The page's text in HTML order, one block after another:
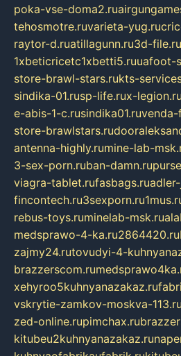
poka-vse-doma2.ru
tehosmotre.ruvarieta-yug.ru
raytor-d.ruatillagunn.ru3d-file.ru
1xbeticricetc1xbetti5.ruuafoot-
store-brawl-stars.rukts-
sindika-01.rusp-life.rux-legion.ru
e-abis-1-c.rusindika01.ruvenda-
store-brawlstars.ru
antenna-highly.rumine-lab-
3-sex-porn.ruban-damn.ru
viagra-tablet.rufasbags.ru
fincontech.ru3sexporn.ru
rebus-toys.ruminelab-msk.ru
medsprawo-4-ka.ru2864420.ru
zajmy24.rutovudyi-4-
brazzerscom.ru
xehyroo5kuhnyanazakaz.ru
vskrytie-zamkov-moskva-113.ru
zed-online.rupimchax.ru
kitubeu2kuhnyanazakaz.ru